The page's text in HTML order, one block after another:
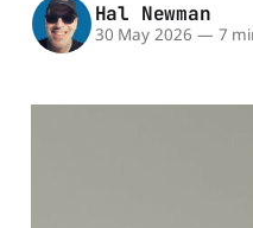
Hal Newman
30 May 2026 — 7